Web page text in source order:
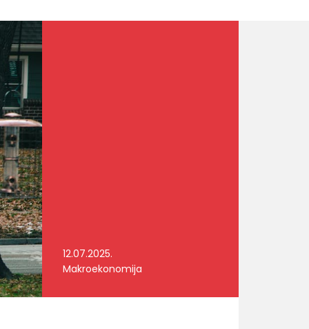
12.07.2025.
Makroekonomija